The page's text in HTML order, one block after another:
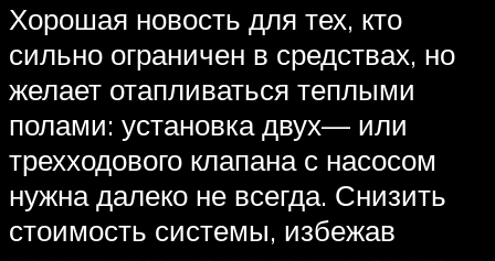
Хорошая новость для тех, кто
сильно ограничен в средствах, но
желает отапливаться теплыми
полами: установка двух— или
трехходового клапана с насосом
нужна далеко не всегда. Снизить
стоимость системы, избежав